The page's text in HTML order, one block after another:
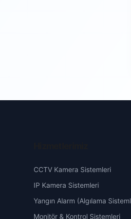
CCTV Kamera Sistemleri
IP Kamera Sistemleri
Yangın Alarm (Algılama
Monitör & Kontrol Sistemleri